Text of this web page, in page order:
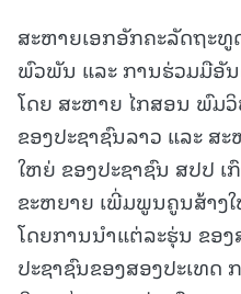
ສະຫາຍເອກອັກຄະລັດຖະທູ
ພົວພັນ ແລະ ການຮ່ວມມືອັ
ໂດຍ ສະຫາຍ ໄກສອນ ພົມ
ຂອງປະຊາຊົນລາວ ແລະ ສ
ໃຫຍ່ ຂອງປະຊາຊົນ ສປປ ເ
ຂະຫຍາຍ ເພີ່ມພູນຄູນສ້າງ
ໂດຍການນໍາແຕ່ລະຮຸ່ນ ຂອ
ປະຊາຊົນຂອງສອງປະເທດ